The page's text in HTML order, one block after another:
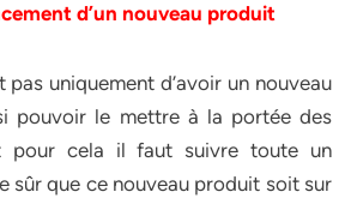
d’un nouveau produit
uniquement d’avoir un nouveau
pouvoir le mettre à la portée des
pour cela il faut suivre toute un
sûr que ce nouveau produit soit sur